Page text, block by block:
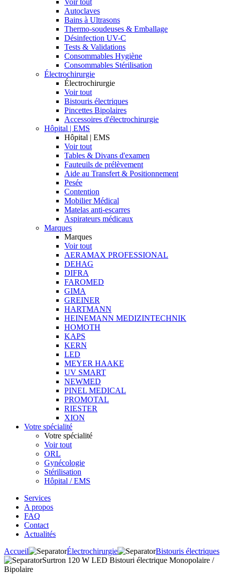
Voir tout
Autoclaves
Bains à Ultrasons
Thermo-soudeuses & Emballage
Désinfection UV-C
Tests & Validations
Consommables Hygiène
Consommables Stérilisation
Électrochirurgie
Électrochirurgie
Voir tout
Bistouris électriques
Pincettes Bipolaires
Accessoires d'électrochirurgie
Hôpital | EMS
Hôpital | EMS
Voir tout
Tables & Divans d'examen
Fauteuils de prélèvement
Aide au Transfert & Positionnement
Pesée
Contention
Mobilier Médical
Matelas anti-escarres
Aspirateurs médicaux
Marques
Marques
Voir tout
AERAMAX PROFESSIONAL
DEHAG
DIFRA
FAROMED
GIMA
GREINER
HARTMANN
HEINEMANN MEDIZINTECHNIK
HOMOTH
KAPS
KERN
LED
MEYER HAAKE
UV SMART
NEWMED
PINEL MEDICAL
PROMOTAL
RIESTER
XION
Votre spécialité
Votre spécialité
Voir tout
ORL
Gynécologie
Stérilisation
Hôpital / EMS
Services
A propos
FAQ
Contact
Actualités
Accueil
Électrochirurgie
Bistouris électriques
Surtron 120 W LED Bistouri électrique Monopolaire /
Bipolaire